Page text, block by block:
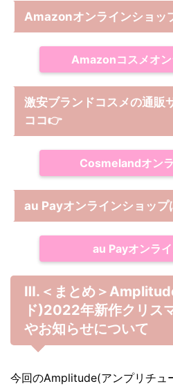
Amazonオンラインショッ
Amazonコスメオ
激安ブランドコスメの通
ココ👉
Cosmelandオン
au Payオンラインショップ
au Payオンラ
Ⅲ.＜まとめ＞
ド)2022年新作クリス
やお知らせについて
今回のAmplitude(アンプリチュ